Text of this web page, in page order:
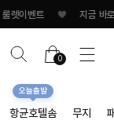
♥ 지금 바로 돌려보
0
항균호텔솜
오늘출발
무지